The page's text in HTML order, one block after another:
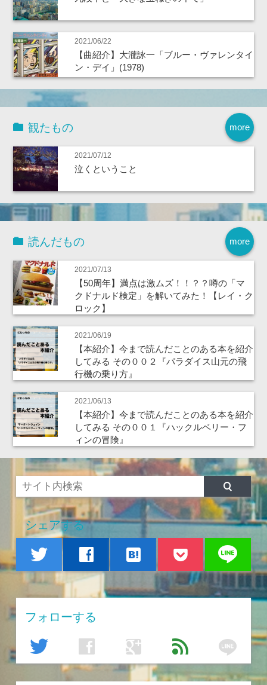
2021/06/22
【曲紹介】大瀧詠一「ブルー・ヴァレンタイ
ン・デイ」(1978)
more
観たもの
2021/07/12
泣くということ
more
読んだもの
2021/07/13
【50周年】満点は激ムズ！！？？噂の「マ
クドナルド検定」を解いてみた！【レイ・ク
ロック】
2021/06/19
【本紹介】今まで読んだことのある本を紹介
してみる その００２『パラダイス山元の飛
行機の乗り方』
2021/06/13
【本紹介】今まで読んだことのある本を紹介
してみる その００１『ハックルベリー・フ
ィンの冒険』
シェアする
twitter facebook hatenabookmark line
フォローする
twitter facebook google feed line